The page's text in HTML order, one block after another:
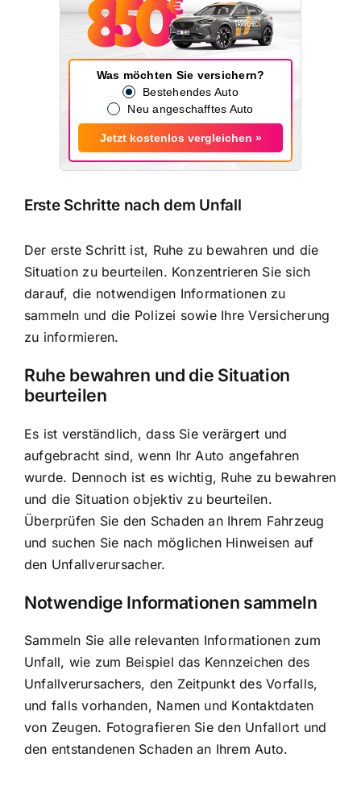
Was möchten Sie versichern?
Bestehendes Auto
Neu angeschafftes Auto
Jetzt kostenlos vergleichen »
Erste Schritte nach dem Unfall
Der erste Schritt ist, Ruhe zu bewahren und die
Situation zu beurteilen. Konzentrieren Sie sich
darauf, die notwendigen Informationen zu
sammeln und die Polizei sowie Ihre Versicherung
zu informieren.
Ruhe bewahren und die Situation
beurteilen
Es ist verständlich, dass Sie verärgert und
aufgebracht sind, wenn Ihr Auto angefahren
wurde. Dennoch ist es wichtig, Ruhe zu bewahren
und die Situation objektiv zu beurteilen.
Überprüfen Sie den Schaden an Ihrem Fahrzeug
und suchen Sie nach möglichen Hinweisen auf
den Unfallverursacher.
Notwendige Informationen sammeln
Sammeln Sie alle relevanten Informationen zum
Unfall, wie zum Beispiel das Kennzeichen des
Unfallverursachers, den Zeitpunkt des Vorfalls,
und falls vorhanden, Namen und Kontaktdaten
von Zeugen. Fotografieren Sie den Unfallort und
den entstandenen Schaden an Ihrem Auto.